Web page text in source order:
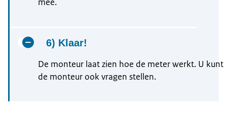
6) Klaar!
De monteur laat zien hoe de meter werkt. U kunt
de monteur ook vragen stellen.